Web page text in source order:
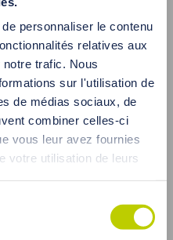
personnaliser le contenu
relatives aux
trafic. Nous
sur l'utilisation de
de médias sociaux, de
combiner celles-ci
vous leur avez fournies
votre utilisation de leurs